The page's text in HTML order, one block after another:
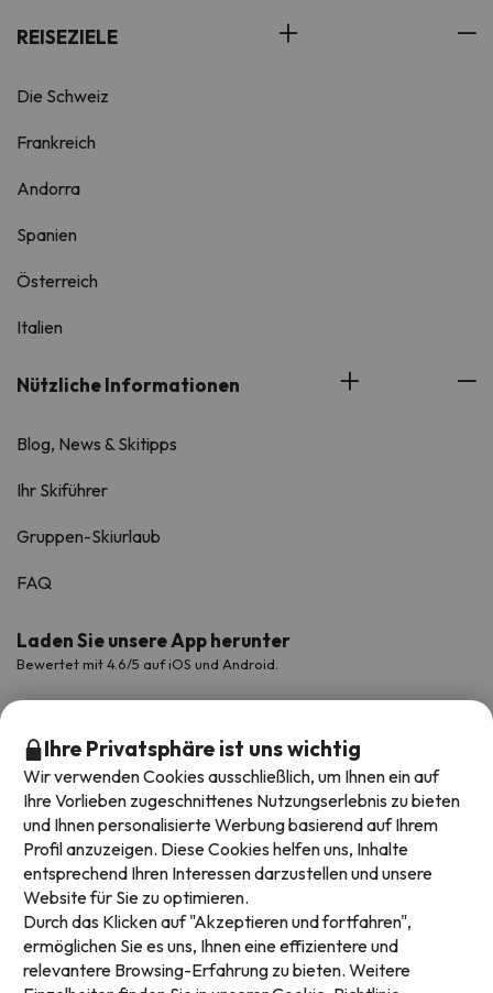
REISEZIELE
Die Schweiz
Frankreich
Andorra
Spanien
Österreich
Italien
Nützliche Informationen
Blog, News & Skitipps
Ihr Skiführer
Gruppen-Skiurlaub
FAQ
Laden Sie unsere App herunter
Bewertet mit 4.6/5 auf iOS und Android.
Verfügbare Zahlungsarten
Ihre Privatsphäre ist uns wichtig
Wir verwenden Cookies ausschließlich, um Ihnen ein auf
Ihre Vorlieben zugeschnittenes Nutzungserlebnis zu bieten
und Ihnen personalisierte Werbung basierend auf Ihrem
Profil anzuzeigen. Diese Cookies helfen uns, Inhalte
entsprechend Ihren Interessen darzustellen und unsere
Website für Sie zu optimieren.
Durch das Klicken auf "Akzeptieren und fortfahren",
ermöglichen Sie es uns, Ihnen eine effizientere und
relevantere Browsing-Erfahrung zu bieten. Weitere